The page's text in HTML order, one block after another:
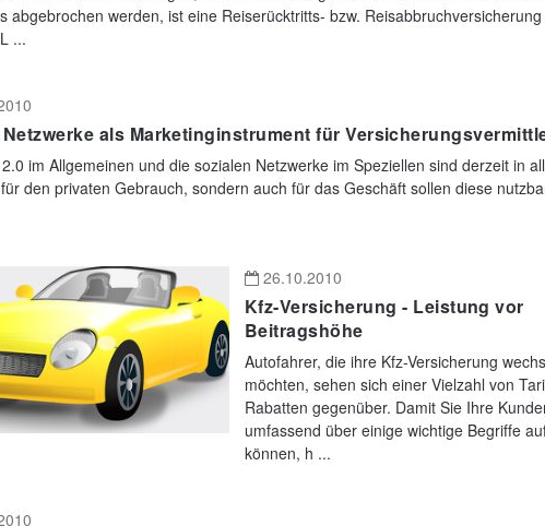
abgebrochen werden, ist eine Reiserücktritts- bzw.
...
als Marketinginstrument für
im Allgemeinen und die sozialen Netzwerke im Speziellen sind derzeit in
den privaten Gebrauch, sondern auch für das Geschäft sollen diese
26.10.2010
Kfz-Versicherung - Leistung vor
Beitragshöhe
Autofahrer, die ihre Kfz-Versicherung
möchten, sehen sich einer Vielzahl von
Rabatten gegenüber. Damit Sie Ihre
umfassend über einige wichtige Begriffe
können, h ...